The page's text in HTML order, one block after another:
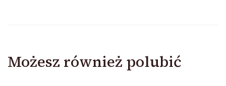
Możesz również polubić